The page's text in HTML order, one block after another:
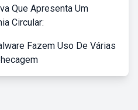
Que Apresenta Um
Circular:
Fazem Uso De Várias